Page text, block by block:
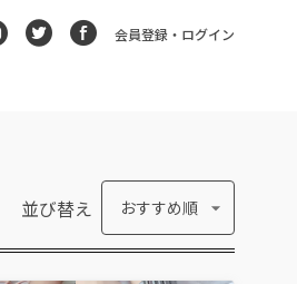
会員登録・ログイン
並び替え おすすめ順